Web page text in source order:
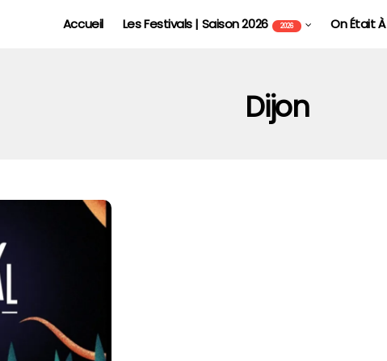
Accueil Les Festivals | Saison 2026 2026 On Était À
Dijon